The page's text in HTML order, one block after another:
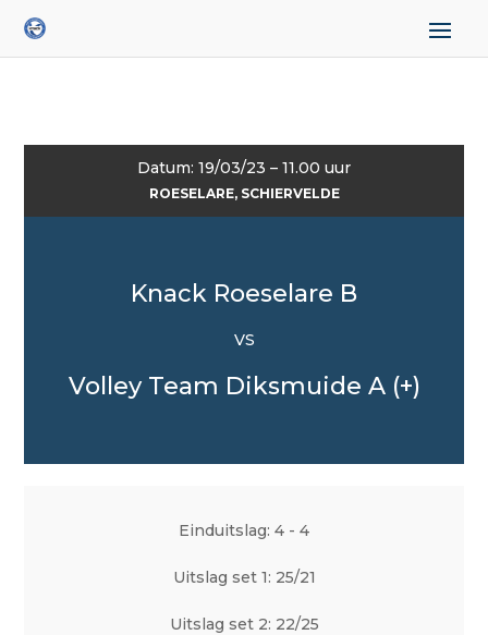
Datum: 19/03/23 – 11.00 uur
ROESELARE, SCHIERVELDE
Knack Roeselare B
VS
Volley Team Diksmuide A (+)
Einduitslag: 4 - 4
Uitslag set 1: 25/21
Uitslag set 2: 22/25